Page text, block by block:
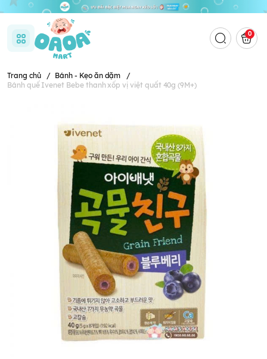
0
Trang chủ / Bánh - Kẹo ăn dặm
/
Bánh quế Ivenet Bebe thanh xốp vị việt quất 40g (9M+)